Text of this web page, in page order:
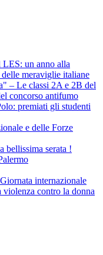
un anno alla
meraviglie italiane
– Le classi 2A e 2B del
concorso antifumo
premiati gli studenti
e delle Forze
bellissima serata !
internazionale
violenza contro la donna